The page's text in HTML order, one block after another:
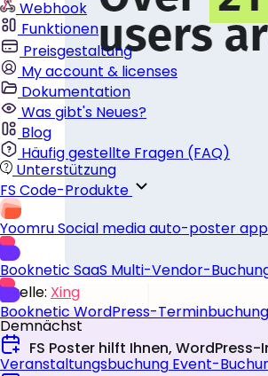
Webhook
Funktionen
Preisgestaltung
My account & licenses
Dokumentation
Was gibt's Neues?
Blog
Häufig gestellte Fragen (FAQ)
Unterstützung
FS Code-Produkte
YoomruSocial media auto-poster
Booknetic SaaS Multi-Vendor-
Booknetic WordPress-
Demnächst
Veranstaltungsbuchung Event-
Quelle: Xing
FS Poster hilft Ihnen,